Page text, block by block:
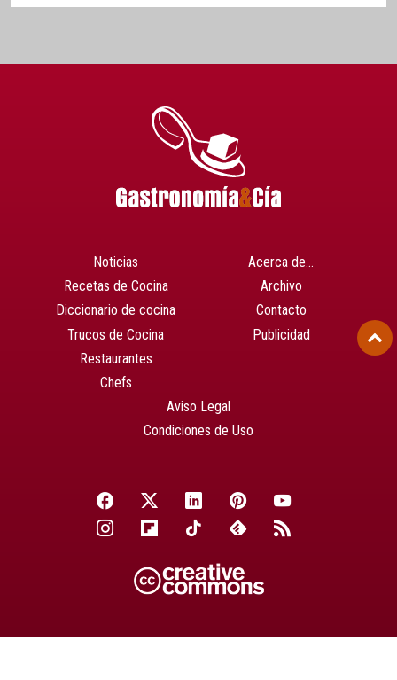
Noticias
Recetas de Cocina
Diccionario de cocina
Trucos de Cocina
Restaurantes
Chefs
Acerca de…
Archivo
Contacto
Publicidad
Aviso Legal
Condiciones de Uso